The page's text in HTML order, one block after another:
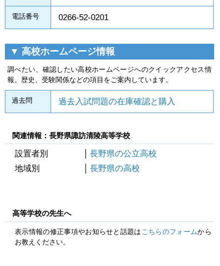
電話番号 0266-52-0201
▼ 高校ホームページ情報
調べたい、確認したい高校ホームページへのクイックアクセス情
報。歴史、受験関係などの項目をご案内しています。
過去問 過去入試問題の在庫確認と購入
関連情報：長野県諏訪清陵高等学校
設置者別
長野県の公立高校
地域別
長野県の高校
高等学校の先生へ
表示情報の修正事項やお知らせと話題は こちらのフォームから
お教えください。